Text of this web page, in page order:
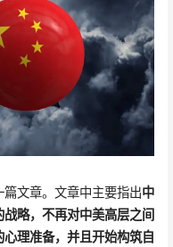
文章。文章中主要指出中
略，不再对中美高层之间
理准备，并且开始构筑自